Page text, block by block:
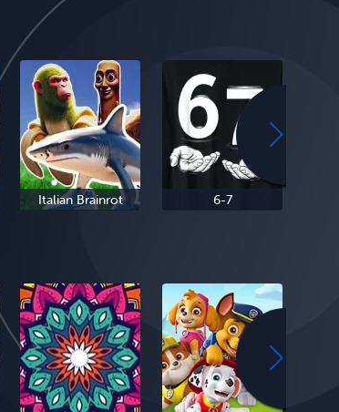
Italian Brainrot 6-7